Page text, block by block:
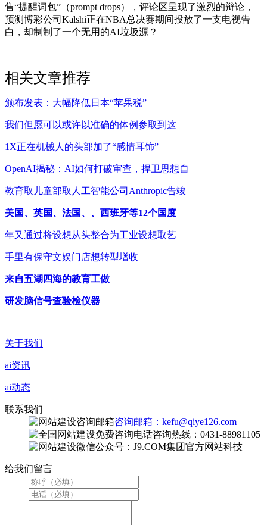
售“提醒词包”（prompt drops），评论区呈现了激烈的辩论，
预测博彩公司Kalshi正在NBA总决赛期间投放了一支电视告
白，却制制了一个无用的AI垃圾源？
相关文章推荐
颁布发表：大幅降低日本“苹果税”
我们但愿可以或许以准确的体例参取到这
1X正在机械人的头部加了“感情耳饰”
OpenAI揭秘：AI如何打破审查，捍卫思想自
教育取儿童部取人工智能公司Anthropic告竣
美国、英国、法国、、西班牙等12个国度
年又通过将设想从头整合为工业设想取艺
手里有保守文娱门店想转型增收
来自五湖四海的教育工做
研发脑信号查验检仪器
关于我们
ai资讯
ai动态
联系我们
咨询邮箱：kefu@qiye126.com
咨询热线：0431-88981105
微信公众号：J9.COM集团官方网站科技
给我们留言